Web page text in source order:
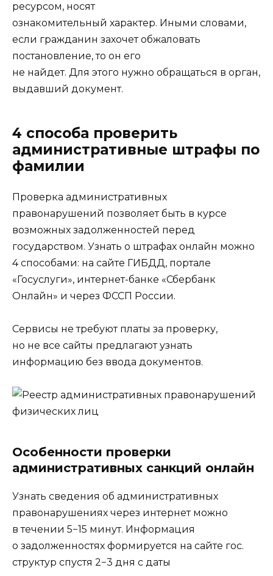
ресурсом, носят
ознакомительный характер. Иными словами,
если гражданин захочет обжаловать
постановление, то он его
не найдет. Для этого нужно обращаться в орган,
выдавший документ.
4 способа проверить
административные штрафы по
фамилии
Проверка административных
правонарушений позволяет быть в курсе
возможных задолженностей перед
государством. Узнать о штрафах онлайн можно
4 способами: на сайте ГИБДД, портале
«Госуслуги», интернет-банке «Сбербанк
Онлайн» и через ФССП России.
Сервисы не требуют платы за проверку,
но не все сайты предлагают узнать
информацию без ввода документов.
Особенности проверки
административных санкций онлайн
Узнать сведения об административных
правонарушениях через интернет можно
в течении 5−15 минут. Информация
о задолженностях формируется на сайте гос.
структур спустя 2−3 дня с даты